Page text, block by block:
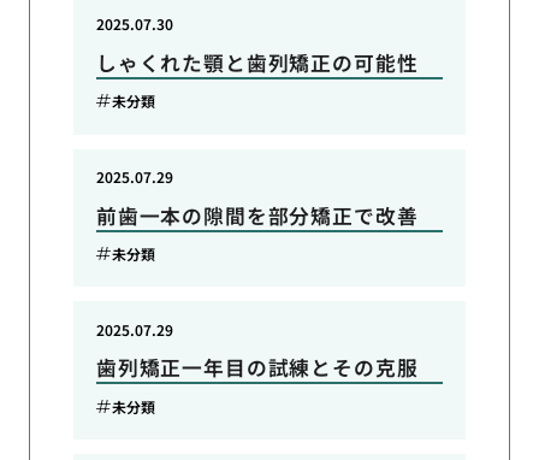
しゃくれた顎と歯列矯正の可能性
2025.07.30
未分類
前歯一本の隙間を部分矯正で改善
2025.07.29
未分類
歯列矯正一年目の試練とその克服
2025.07.29
未分類